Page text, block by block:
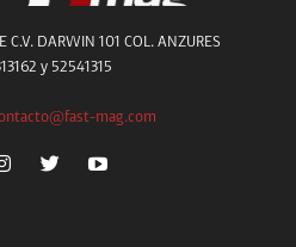
DARWIN 101 COL. ANZURES
y 52541315
mag.com